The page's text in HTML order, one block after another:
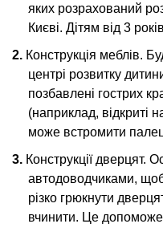
яких розрахований
Києві. Дітям від 3
Конструкція меблів.
центрі розвитку
позбавлені гострих
(наприклад, відкриті
може встромити
Конструкції дверцят.
автодоводчиками,
різко грюкнути
вчинити. Це